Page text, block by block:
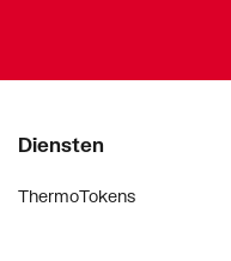
Diensten
ThermoTokens